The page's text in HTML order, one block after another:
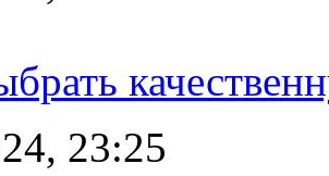
23:25